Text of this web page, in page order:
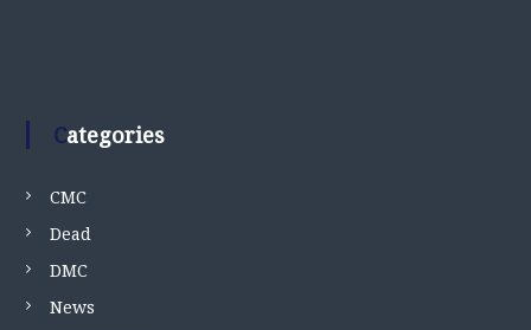
Categories
CMC
Dead
DMC
News